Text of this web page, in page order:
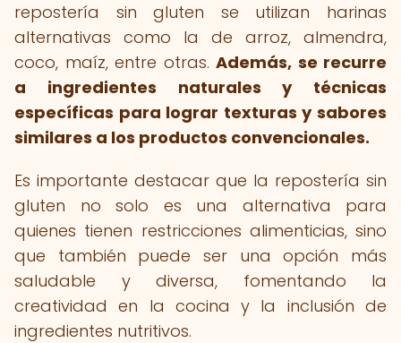
repostería sin gluten se utilizan harinas
alternativas como la de arroz, almendra,
coco, maíz, entre otras. Además, se recurre
a ingredientes naturales y técnicas
específicas para lograr texturas y sabores
similares a los productos convencionales.
Es importante destacar que la repostería sin
gluten no solo es una alternativa para
quienes tienen restricciones alimenticias, sino
que también puede ser una opción más
saludable y diversa, fomentando la
creatividad en la cocina y la inclusión de
ingredientes nutritivos.